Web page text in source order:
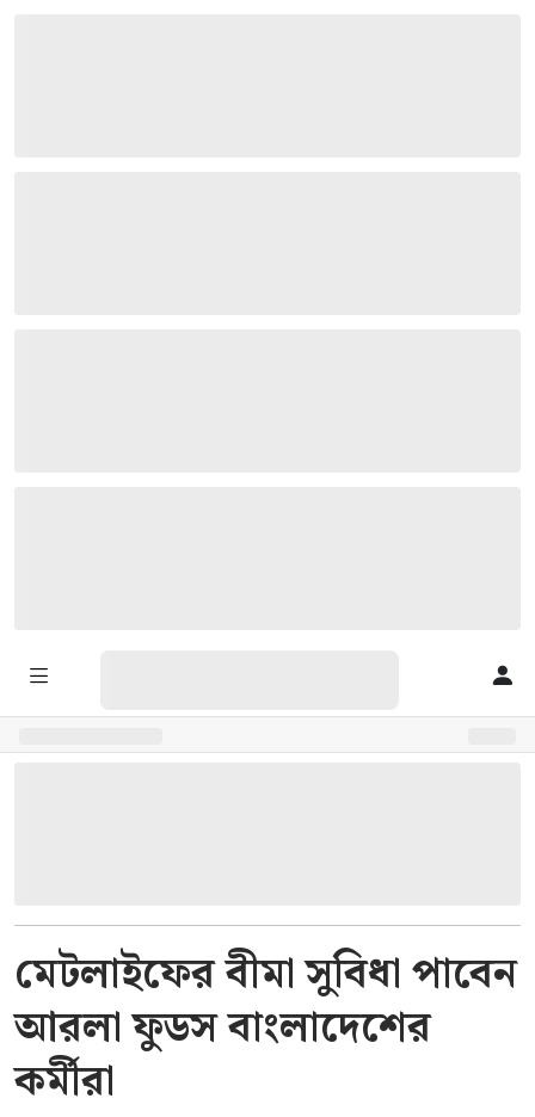
মেটলাইফের বীমা সুবিধা পাবেন
আরলা ফুডস বাংলাদেশের
কর্মীরা